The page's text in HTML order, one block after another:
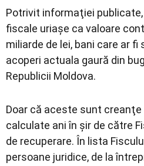
Potrivit informaţiei
fiscale uriaşe ca valoare
miliarde de lei, bani care ar
acoperi actuala gaură din
Republicii Moldova.
Doar că aceste sunt
calculate ani în şir de către
de recuperare. În lista
persoane juridice, de la